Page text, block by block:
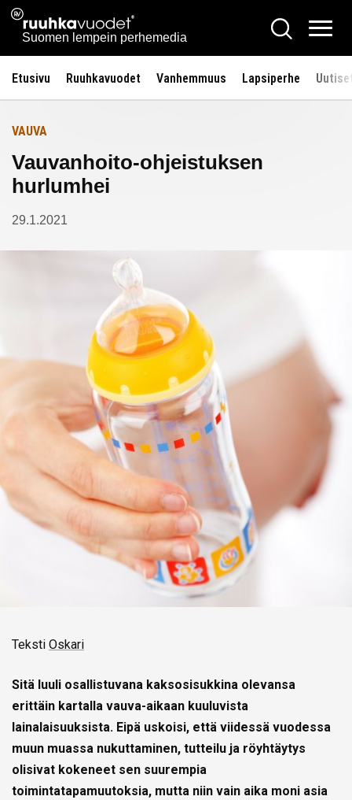
Siirry
sisältöön
Ruuhkavuodet.fi
Suomen lempein perhemedia
Hae
Etusivu Ruuhkavuodet Vanhemmuus Lapsiperhe
Etusivulle
VAUVA
Vauvanhoito-ohjeistuksen
hurlumhei
29.1.2021
Teksti Oskari
Sitä luuli osallistuvana kaksosisukkina olevansa
erittäin kartalla vauva-aikaan kuuluvista
lainalaisuuksista. Eipä uskoisi, että viidessä vuodessa
muun muassa nukuttaminen, tutteilu ja röyhtäytys
olisivat kokeneet sen suurempia
toimintatapamuutoksia, mutta niin vain aika moni asia